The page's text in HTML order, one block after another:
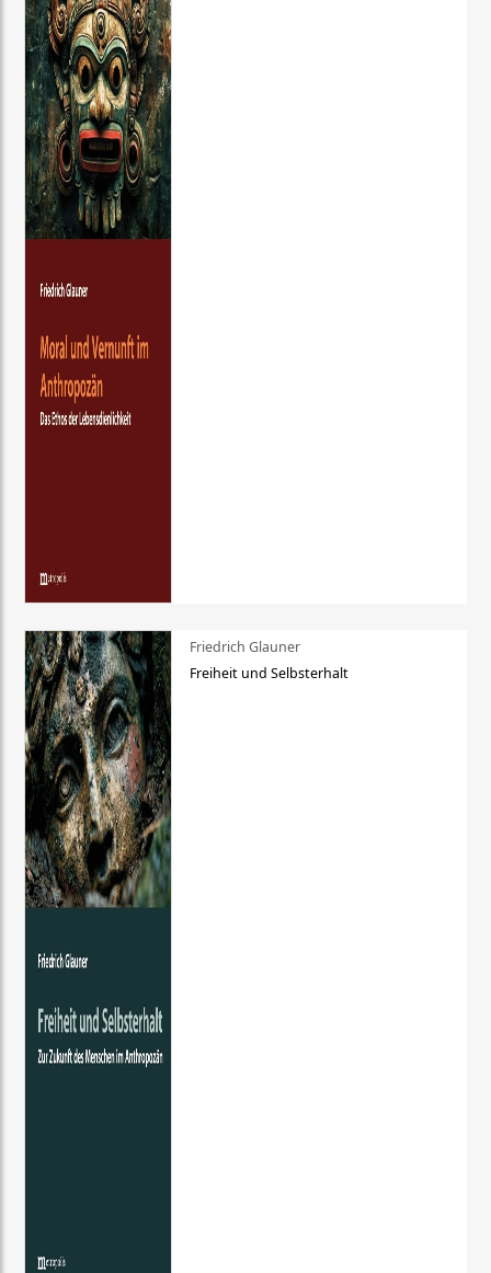
Friedrich Glauner
Freiheit und Selbsterhalt